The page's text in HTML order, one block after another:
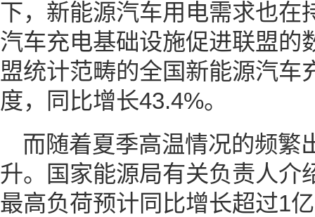
下，新能源汽车用电需求也在
汽车充电基础设施促进联盟的
盟统计范畴的全国新能源汽车
度，同比增长43.4%。
而随着夏季高温情况的频繁
升。国家能源局有关负责人介
最高负荷预计同比增长超过1